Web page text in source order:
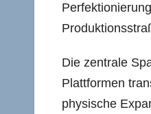
Die zentrale
Plattformen
physische